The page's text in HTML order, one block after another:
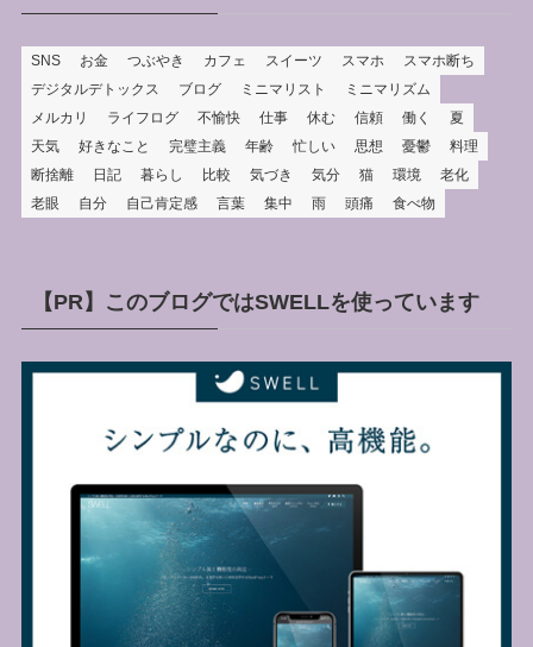
SNS お金 つぶやき カフェ スイーツ スマホ
スマホ断ち
デジタルデトックス
ブログ ミニマリスト
ミニマリズム
メルカリ
ライフログ 不愉快 仕事 休む 信頼 働く
夏
天気
好きなこと 完璧主義 年齢 忙しい 思想 憂鬱
料理
断捨離
日記 暮らし 比較 気づき 気分 猫 環境
老化
老眼
自分 自己肯定感 言葉 集中 雨 頭痛 食べ物
【PR】このブログではSWELLを使っています